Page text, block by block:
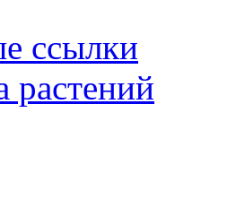
ссылки
растений